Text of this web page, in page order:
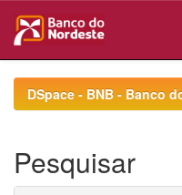
navigationDSpace - BNB - Banco
Pesquisar